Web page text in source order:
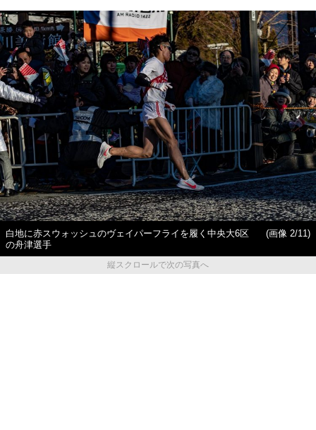
白地に赤スウォッシュのヴェイパーフライを履く中央大6区
の舟津選手
(画像 2/11)
縦スクロールで次の写真へ